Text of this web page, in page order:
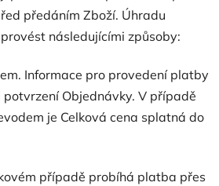
předáním Zboží. Úhradu
následujícími způsoby:
Informace pro provedení platby
Objednávky. V případě
je Celková cena splatná do
případě probíhá platba přes